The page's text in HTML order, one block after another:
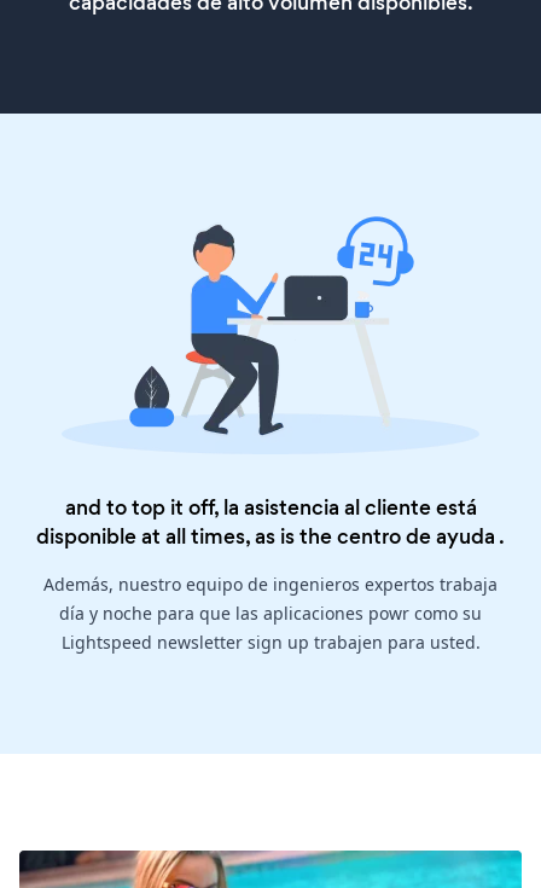
and to top it off, la asistencia al cliente está
disponible at all times, as is thecentro de ayuda .
Además, nuestro equipo de ingenieros expertos trabaja
día y noche para que las aplicaciones powr como su
Lightspeed newsletter sign up trabajen para usted.